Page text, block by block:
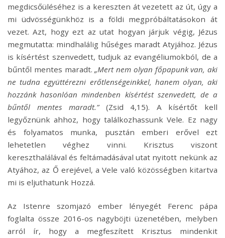
megdicsőüléséhez is a kereszten át vezetett az út, úgy a
mi üdvösségünkhöz is a földi megpróbáltatásokon át
vezet. Azt, hogy ezt az utat hogyan járjuk végig, Jézus
megmutatta: mindhalálig hűséges maradt Atyjához. Jézus
is kísértést szenvedett, tudjuk az evangéliumokból, de a
bűntől mentes maradt.„Mert nem olyan főpapunk van, aki
ne tudna együttérezni erőtlenségeinkkel, hanem olyan, aki
hozzánk hasonlóan mindenben kísértést szenvedett, de a
bűntől mentes maradt.”(Zsid 4,15). A kísértőt kell
legyőznünk ahhoz, hogy találkozhassunk Vele. Ez nagy
és folyamatos munka, pusztán emberi erővel ezt
lehetetlen véghez vinni. Krisztus viszont
kereszthalálával és feltámadásával utat nyitott nekünk az
Atyához, az Ő erejével, a Vele való közösségben kitartva
mi is eljuthatunk Hozzá.
Az Istenre szomjazó ember lényegét Ferenc pápa
foglalta össze 2016-os nagyböjti üzenetében, melyben
arról ír, hogy a megfeszített Krisztus mindenkit